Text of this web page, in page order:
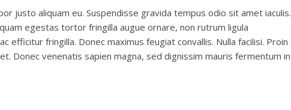
justo aliquam eu. Suspendisse gravida tempus odio sit amet iaculis.
egestas tortor fringilla augue ornare, non rutrum ligula
efficitur fringilla. Donec maximus feugiat convallis. Nulla facilisi. Proin
Donec venenatis sapien magna, sed dignissim mauris fermentum in